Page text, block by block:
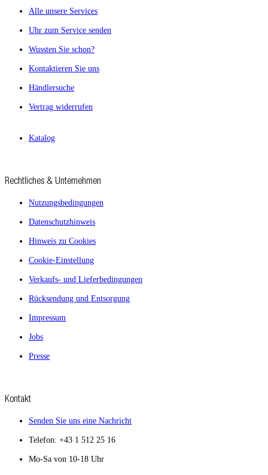
Alle unsere Services
Uhr zum Service senden
Wussten Sie schon?
Kontaktieren Sie uns
Händlersuche
Vertrag widerrufen
Katalog
Rechtliches & Unternehmen
Nutzungsbedingungen
Datenschutzhinweis
Hinweis zu Cookies
Cookie-Einstellung
Verkaufs- und Lieferbedingungen
Rücksendung und Entsorgung
Impressum
Jobs
Presse
Kontakt
Senden Sie uns eine Nachricht
Telefon: +43 1 512 25 16
Mo-Sa von 10-18 Uhr